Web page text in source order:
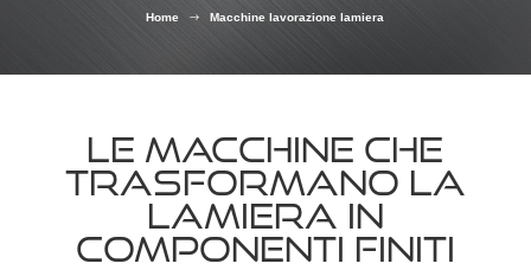
Home $ Macchine lavorazione lamiera
LE MACCHINE CHE
TRASFORMANO LA
LAMIERA IN
COMPONENTI FINITI